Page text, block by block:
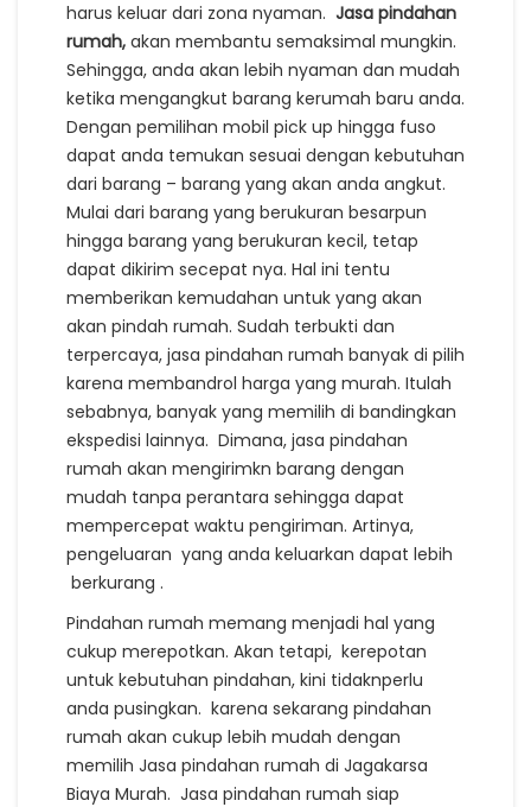
harus keluar dari zona nyaman. Jasa pindahan
rumah, akan membantu semaksimal mungkin.
Sehingga, anda akan lebih nyaman dan mudah
ketika mengangkut barang kerumah baru anda.
Dengan pemilihan mobil pick up hingga fuso
dapat anda temukan sesuai dengan kebutuhan
dari barang – barang yang akan anda angkut.
Mulai dari barang yang berukuran besarpun
hingga barang yang berukuran kecil, tetap
dapat dikirim secepat nya. Hal ini tentu
memberikan kemudahan untuk yang akan
akan pindah rumah. Sudah terbukti dan
terpercaya, jasa pindahan rumah banyak di pilih
karena membandrol harga yang murah. Itulah
sebabnya, banyak yang memilih di bandingkan
ekspedisi lainnya. Dimana, jasa pindahan
rumah akan mengirimkn barang dengan
mudah tanpa perantara sehingga dapat
mempercepat waktu pengiriman. Artinya,
pengeluaran yang anda keluarkan dapat lebih
berkurang .
Pindahan rumah memang menjadi hal yang
cukup merepotkan. Akan tetapi, kerepotan
untuk kebutuhan pindahan, kini tidaknperlu
anda pusingkan. karena sekarang pindahan
rumah akan cukup lebih mudah dengan
memilih Jasa pindahan rumah di Jagakarsa
Biaya Murah. Jasa pindahan rumah siap